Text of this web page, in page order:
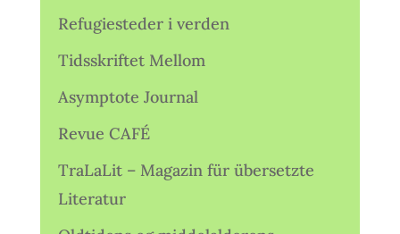
Refugiesteder i verden
Tidsskriftet Mellom
Asymptote Journal
Revue CAFÉ
TraLaLit – Magazin für übersetzte
Literatur